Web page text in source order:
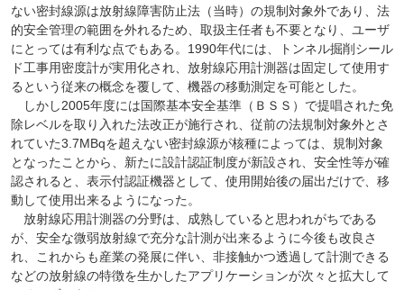
ない密封線源は放射線障害防止法（当時）の規制対象外であり、法
的安全管理の範囲を外れるため、取扱主任者も不要となり、ユーザ
にとっては有利な点でもある。1990年代には、トンネル掘削シール
ド工事用密度計が実用化され、放射線応用計測器は固定して使用す
るという従来の概念を覆して、機器の移動測定を可能とした。
しかし2005年度には国際基本安全基準（ＢＳＳ）で提唱された免
除レベルを取り入れた法改正が施行され、従前の法規制対象外とさ
れていた3.7MBqを超えない密封線源が核種によっては、規制対象
となったことから、新たに設計認証制度が新設され、安全性等が確
認されると、表示付認証機器として、使用開始後の届出だけで、移
動して使用出来るようになった。
放射線応用計測器の分野は、成熟していると思われがちである
が、安全な微弱放射線で充分な計測が出来るように今後も改良さ
れ、これからも産業の発展に伴い、非接触かつ透過して計測できる
などの放射線の特徴を生かしたアプリケーションが次々と拡大して